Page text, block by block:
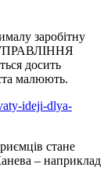
заробітну
УПРАВЛІННЯ
досить
малюють.
ideji-dlya-
стане
– наприклад